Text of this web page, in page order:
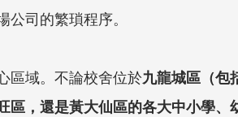
司的繁瑣程序。
區域。不論校舍位於九龍城區（包
區，還是黃大仙區的各大中小學、